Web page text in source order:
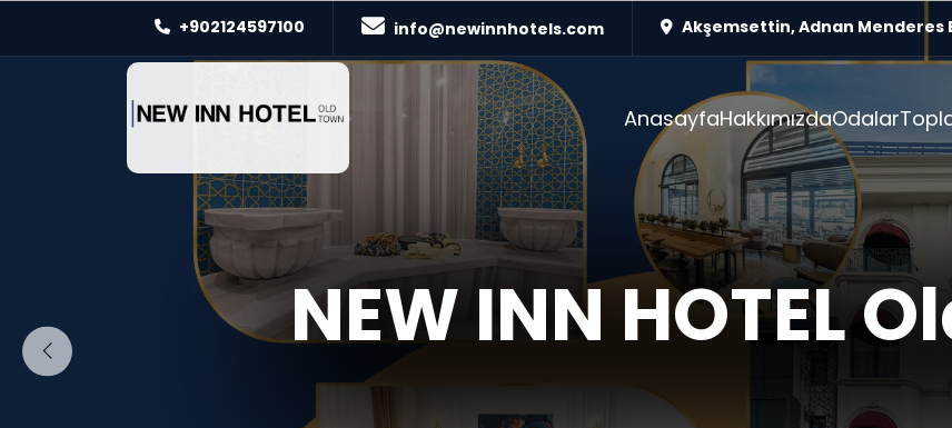
+902124597100 info@newinnhotels.com Akşemsettin, Adnan Menderes
AnasayfaHakkımızdaOdalar
NEW INN HOTEL